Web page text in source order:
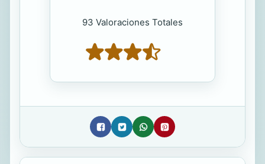
93 Valoraciones Totales